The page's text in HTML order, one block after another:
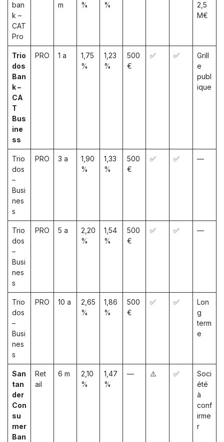
ban
k –
CAT
Pro
m
%
%
2,5
M€
Trio
dos
Ban
k –
CA
T
Bus
ine
ss
PRO 1 a
1,75
%
1,23
%
500
€
✅ ✅
Grill
e
publ
ique
Trio
dos
–
Busi
nes
s
PRO 3 a
1,90
%
1,33
%
500
€
✅ ✅ —
Trio
dos
–
Busi
nes
s
PRO 5 a
2,20
%
1,54
%
500
€
✅ ✅ —
Trio
dos
–
Busi
nes
s
PRO 10 a
2,65
%
1,86
%
500
€
✅ ✅
Lon
g
term
e
San
tan
der
Con
su
mer
Ban
Ret
ail
6 m
2,10
%
1,47
%
— ⚠️ ✅
Soci
été
à
conf
irme
r